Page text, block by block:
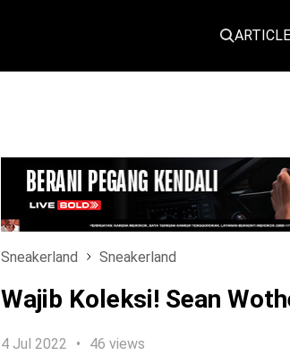
LOGIN
Sneakerland Sneakerland
Wajib Koleksi! Sean
4 Jul 2022 46 views